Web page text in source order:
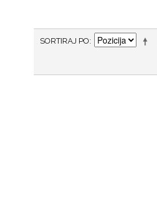
SORTIRAJ PO